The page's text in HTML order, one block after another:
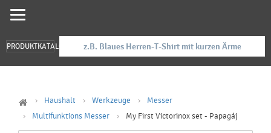
PRODUKTKATALOG
Haushalt Werkzeuge
Messer
Multifunktions Messer
My First Victorinox set - Papagáj